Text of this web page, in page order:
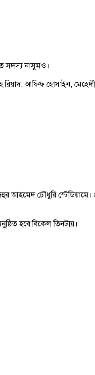
সদস্য নাসুমও।
আফিফ হোসাইন,
আহমেদ চৌধুরি স্টেডিয়ামে।
হবে বিকেল তিনটায়।